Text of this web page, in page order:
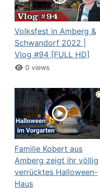
Volksfest in Amberg &
Schwandorf 2022 |
Vlog #94 [FULL HD]
0 views
Familie Kobert aus
Amberg zeigt ihr völlig
verrücktes Halloween-
Haus